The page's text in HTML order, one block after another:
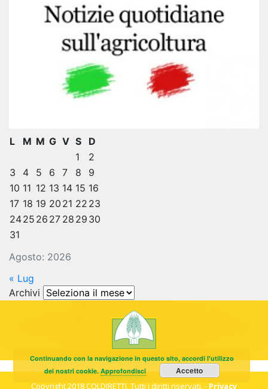
Agosto: 2026
L M M G V S
D
1
2
3
4 5 6 7 8
9
10 11 12 13 14 15 16
17 18 19 20 21 22 23
2425 26 27 28 29 30
31
« Lug
Archivi Archivi
Copyright 2018 COLDIRETTI. Tutti i diritti riservati. - Privacy
Continuando con la navigazione in questo sito, accordi l'utilizzo
dei nostri cookie.Approfondisci Accetto